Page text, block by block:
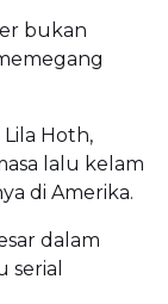
bukan
Hoth,
lalu kelam
di Amerika.
dalam
serial